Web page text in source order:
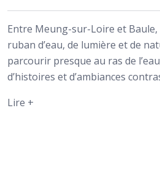
Entre Meung-sur-Loire et
ruban d’eau, de lumière et de
parcourir presque au ras de
d’histoires et d’ambiances
Lire +